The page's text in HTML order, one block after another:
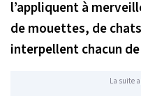
l’appliquent à
de mouettes, de
interpellent chacun
La suite